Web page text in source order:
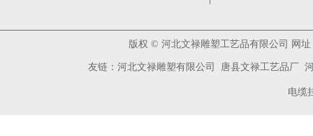
版权 © 河北文禄雕塑工艺品有限公司 网
友链： 河北文禄雕塑有限公司 唐县文禄工艺品厂
电缆